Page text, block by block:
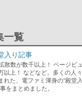
一覧
入り記事
散数が数千以上！ ページビュ
以上！ などなど。多くの人々
れた、電ファミ渾身の“殿堂入
をまとめました。